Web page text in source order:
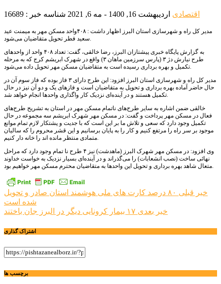
اقتصادی اردیبهشت 16, 1400 - مه 6, 2021 شناسه خبر : 16689
مدیر کل راه و شهرسازی استان البرز اظهار داشت : ۴۰۸واحد مسکن مهر به میمنت عید
سعید فطر تحویل متقاضیان می‌شود.
به گزارش پایگاه خبری پیشتازان البرز، رضا خالقی، گفت: تعداد ۴۰۸ واحد از واحد‌های
طرح نیارش دژ ۳ (پارس سرزمین ماهان ۳) واقع در شهرک ابریشم کرج که به مرحله
تکمیل و بهره برداری رسیده است به متقاضیان مسکن مهر تحویل داده می‌شود.
مدیر کل راه و شهرسازی استان البرز افزود: این طرح دارای ۳ فاز بوده که فاز سوم آن در
حال حاضر آماده بهره برداری و تحویل به متقاضیان است و فاز‌های یک و دو آن نیز در حال
تکمیل هستند و در آینده‌ای نزدیک کار واگذاری واحد‌ها انجام خواهد شد.
خالقی ضمن اشاره به سایر طرح‌های ناتمام مسکن مهر در استان به تشریح طرح‌های
فعال در مسکن مهر پرداخت و گفت: در مسکن مهر شهرک ابریشم سه مجموعه در حال
تکمیل وجود دارد که سعی و تلاش ما بر این است که با جدیت و پشتکار لازم تمام موانع
موجود بر سر راه را مرتفع کنیم و کار را به پایان برسانیم و این قشر محروم را که سالیان
متمادی منتظر مانده اند را خانه دار کنیم.
وی افزود: در مسکن مهر شهرک البرز (ماهدشت) نیز ۴ طرح نا تمام وجود دارد که مراحل
نهائی ساخت (نصب انشعابات) را می‌گذراند و در آینده‌ای بسیار نزدیک به خواست خداوند
متعال شاهد بهره برداری و تحویل این واحد‌ها به متقاضیان محترم مسکن مهر خواهیم بود.
راهبری
نوشته
خبر قبلی
۸۰ درصد کارت های ملی هوشمند استان صادر و تحویل
شده است
خبر بعدی ۱۷ بیمار کرونایی دیگر در البرز جان باختند
اشتراک گذاری
برچسب ها